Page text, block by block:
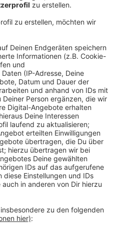
18:18
Uhr zur Wohnung auf dem
worden. Die Situation
dramatisch: Der
und seine Eltern bedroht
Schüsse gefallen sein. Den
das
Wohnung stürmte
Armbrust auf einen
schwer. Das SEK
den 32jährigen